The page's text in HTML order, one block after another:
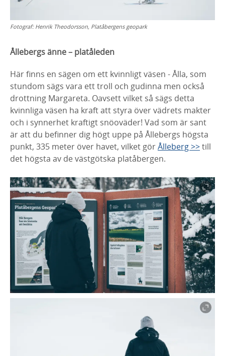
Fotograf: Henrik Theodorsson, Platåbergens geopark
Ållebergs änne – platåleden
Här finns en sägen om ett kvinnligt väsen - Ålla, som
stundom sägs vara ett troll och gudinna men också
drottning Margareta. Oavsett vilket så sägs detta
kvinnliga väsen ha kraft att styra över vädrets makter
och i synnerhet kraftigt snöoväder! Vad som är sant
är att du befinner dig högt uppe på Ållebergs högsta
punkt, 335 meter över havet, vilket görÅlleberg >>till
det högsta av de västgötska platåbergen.